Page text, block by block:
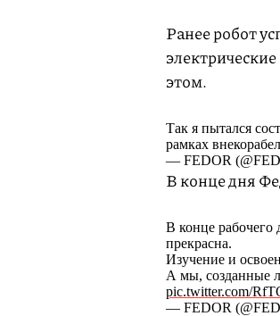
Ранее робот
этом.
Так я пытался
рамках
— FEDOR
В конце дня
В конце
прекрасна.
Изучение и
А мы, созданные
pic.twitter.com/
— FEDOR